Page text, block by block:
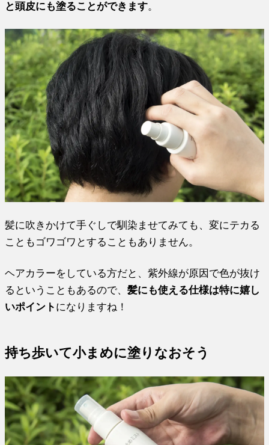
と頭皮にも塗ることができます。
髪に吹きかけて手ぐしで馴染ませてみても、変にテカる
こともゴワゴワとすることもありません。
ヘアカラーをしている方だと、紫外線が原因で色が抜け
るということもあるので、髪にも使える仕様は特に嬉し
いポイント になりますね！
持ち歩いて小まめに塗りなおそう